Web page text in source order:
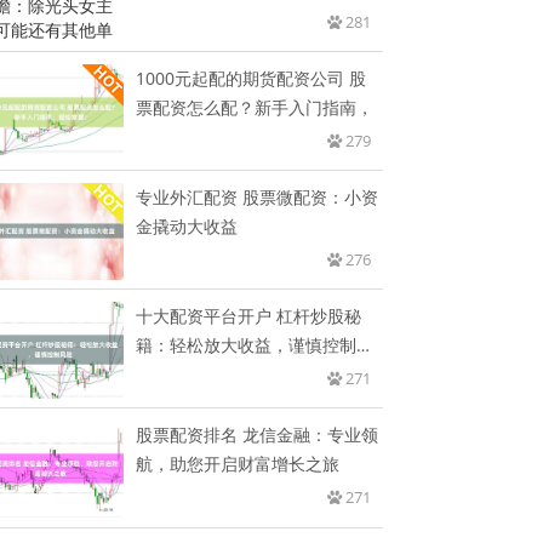
281
1000元起配的期货配资公司 股
票配资怎么配？新手入门指南，
279
专业外汇配资 股票微配资：小资
金撬动大收益
276
十大配资平台开户 杠杆炒股秘
籍：轻松放大收益，谨慎控制风
271
股票配资排名 龙信金融：专业领
航，助您开启财富增长之旅
271